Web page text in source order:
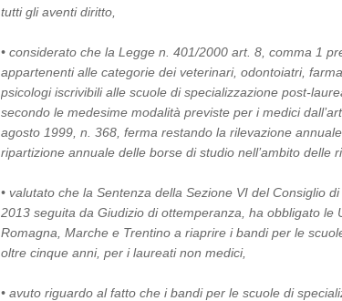
tutti gli aventi diritto,
• considerato che la Legge n. 401/2000 art. 8, comma 1
appartenenti alle categorie dei veterinari, odontoiatri,
psicologi iscrivibili alle scuole di specializzazione post-
secondo le medesime modalità previste per i medici
agosto 1999, n. 368, ferma restando la rilevazione
ripartizione annuale delle borse di studio nell’ambito delle
• valutato che la Sentenza della Sezione VI del Consiglio
2013 seguita da Giudizio di ottemperanza, ha obbligato le
Romagna, Marche e Trentino a riaprire i bandi per le
oltre cinque anni, per i laureati non medici,
• avuto riguardo al fatto che i bandi per le scuole di